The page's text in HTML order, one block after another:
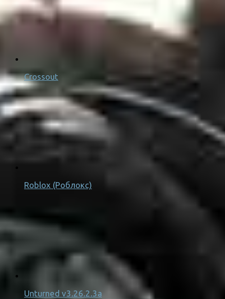
Crossout
Roblox (Роблокс)
Unturned v3.26.2.3a